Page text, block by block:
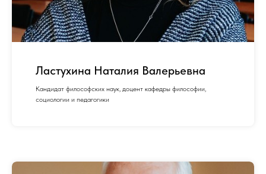
Ластухина Наталия Валерьевна
Кандидат философских наук, доцент кафедры философии,
социологии и педагогики